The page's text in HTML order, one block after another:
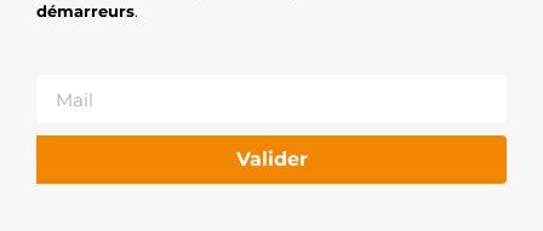
démarreurs.
Valider